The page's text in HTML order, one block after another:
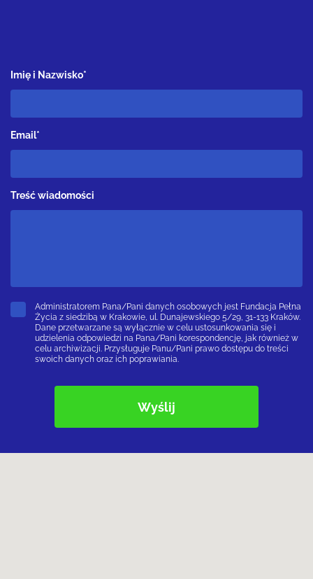
Imię i Nazwisko*
Email*
Treść wiadomości
Administratorem Pana/Pani danych osobowych jest Fundacja Pełna
Życia z siedzibą w Krakowie, ul. Dunajewskiego 5/29, 31-133 Kraków.
Dane przetwarzane są wyłącznie w celu ustosunkowania się i
udzielenia odpowiedzi na Pana/Pani korespondencję, jak również w
celu archiwizacji. Przysługuje Panu/Pani prawo dostępu do treści
swoich danych oraz ich poprawiania.